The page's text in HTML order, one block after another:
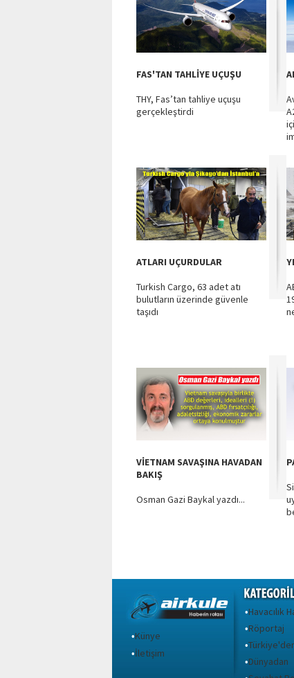
FAS'TAN TAHLİYE UÇUŞU
THY, Fas’tan tahliye uçuşu
gerçekleştirdi
ATLARI UÇURDULAR
Turkish Cargo, 63 adet atı
bulutların üzerinde güvenle
taşıdı
VİETNAM SAVAŞINA HAVADAN
BAKIŞ
Osman Gazi Baykal yazdı...
•Künye
•İletişim
•Havacılık
•Röportaj
•
•Dünyadan